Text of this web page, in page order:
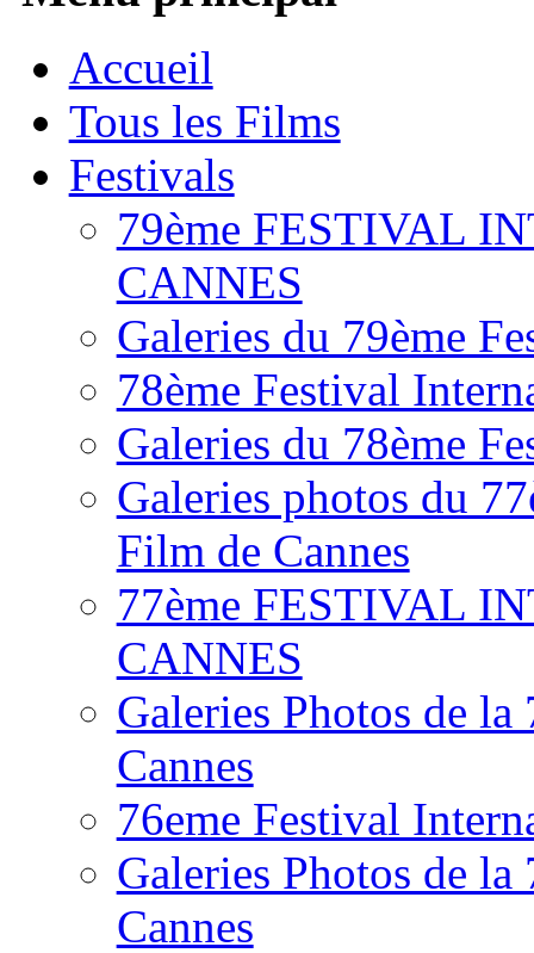
Accueil
Tous les Films
Festivals
79ème FESTIVAL
CANNES
Galeries du 79ème
78ème Festival
Galeries du 78ème
Galeries photos du
Film de Cannes
77ème FESTIVAL
CANNES
Galeries Photos de
Cannes
76eme Festival
Galeries Photos de
Cannes